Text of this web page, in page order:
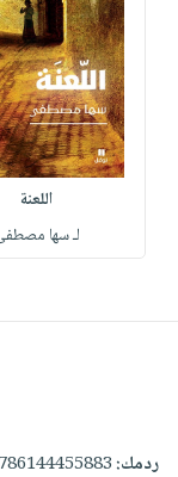
اللعنة
لـ سها
ردمك: